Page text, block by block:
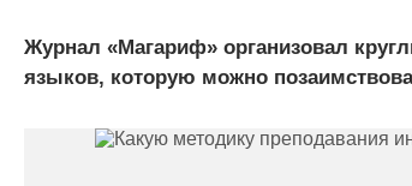
Журнал «Магариф» организовал
языков, которую можно